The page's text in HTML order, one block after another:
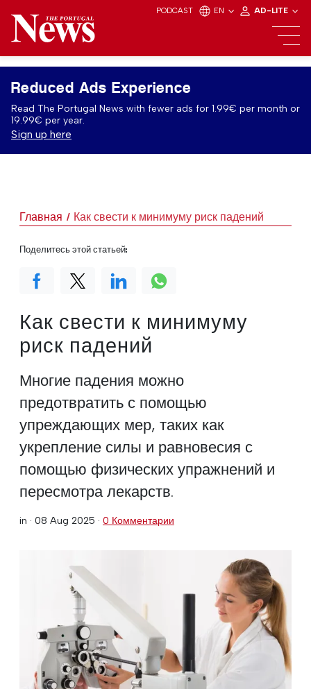
PODCAST EN AD-LITE
Reduced Ads Experience
Read The Portugal News with fewer ads for 1.99€ per month or
19.99€ per year.
Sign up here
Главная Как свести к минимуму риск падений
Как свести к минимуму
риск падений
Многие падения можно
предотвратить с помощью
упреждающих мер, таких как
укрепление силы и равновесия с
помощью физических упражнений и
пересмотра лекарств.
in · 08 Aug 2025 · 0 Комментарии
Поделитесь этой статьей: